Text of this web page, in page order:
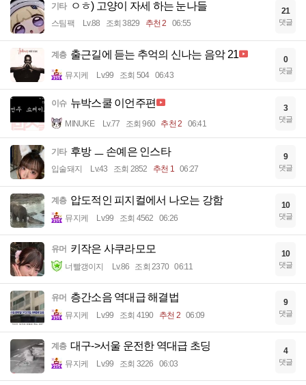
기타 ㅇㅎ) 고양이 자세 하는 눈나들
스팀팩 Lv.88 조회 3829 추천 2 06:55
21
댓글
계층 출근길에 듣는 추억의 신나는 음악 21
뮤지케 Lv.99 조회 504 06:43
0
댓글
이슈 뉴박스쿨 이언주편
MINUKE Lv.77 조회 960 추천 2 06:41
3
댓글
기타 후방 ㅡ 손예은 인스타
입술돼지 Lv.43 조회 2852 추천 1 06:27
9
댓글
계층 압도적인 피지컬에서 나오는 강함
뮤지케 Lv.99 조회 4562 06:26
10
댓글
유머 키작은 사쿠라모모
너빨갱이지 Lv.86 조회 2370 06:11
10
댓글
유머 층간소음 역대급 해결법
뮤지케 Lv.99 조회 4190 추천 2 06:09
9
댓글
계층 대구->서울 운전한 역대급 초딩
뮤지케 Lv.99 조회 3226 06:03
4
댓글